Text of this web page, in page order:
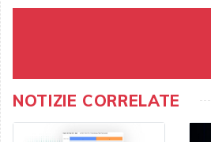
NOTIZIE CORRELATE